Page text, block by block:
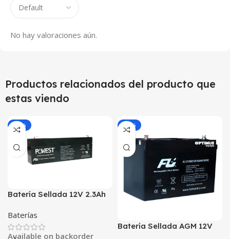
No hay valoraciones aún.
Productos relacionados del producto que
estas viendo
-25%
Batería Sellada 12V 2.3Ah
Battery | Para UPS y
Alarmas
Baterías
Available on backorder
-25%
Batería Sellada AGM 12V